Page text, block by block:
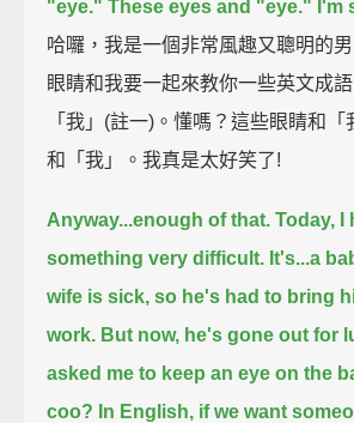
"eye." These eyes and "eye." I'm
哈囉，我是一個非常風趣又聰明的
眼睛和我要一起來教你一些英文成
「我」(註一)。懂嗎？這些眼睛和
和「我」。我真是太好笑了!
Anyway...enough of that. Today, I
something very difficult. It's...a
wife is sick, so he's had to bring
work. But now, he's gone out for
asked me to keep an eye on the
coo? In English, if we want